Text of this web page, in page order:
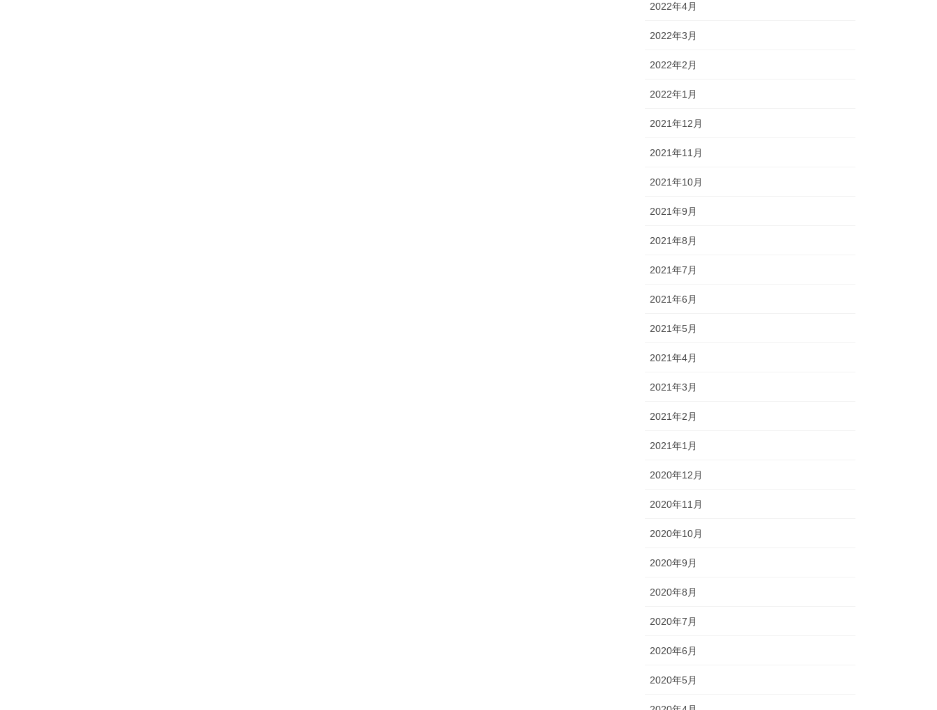
2022年4月
2022年3月
2022年2月
2022年1月
2021年12月
2021年11月
2021年10月
2021年9月
2021年8月
2021年7月
2021年6月
2021年5月
2021年4月
2021年3月
2021年2月
2021年1月
2020年12月
2020年11月
2020年10月
2020年9月
2020年8月
2020年7月
2020年6月
2020年5月